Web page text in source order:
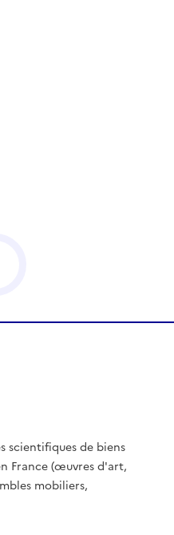
scientifiques de biens
France (œuvres d'art,
mobiliers,